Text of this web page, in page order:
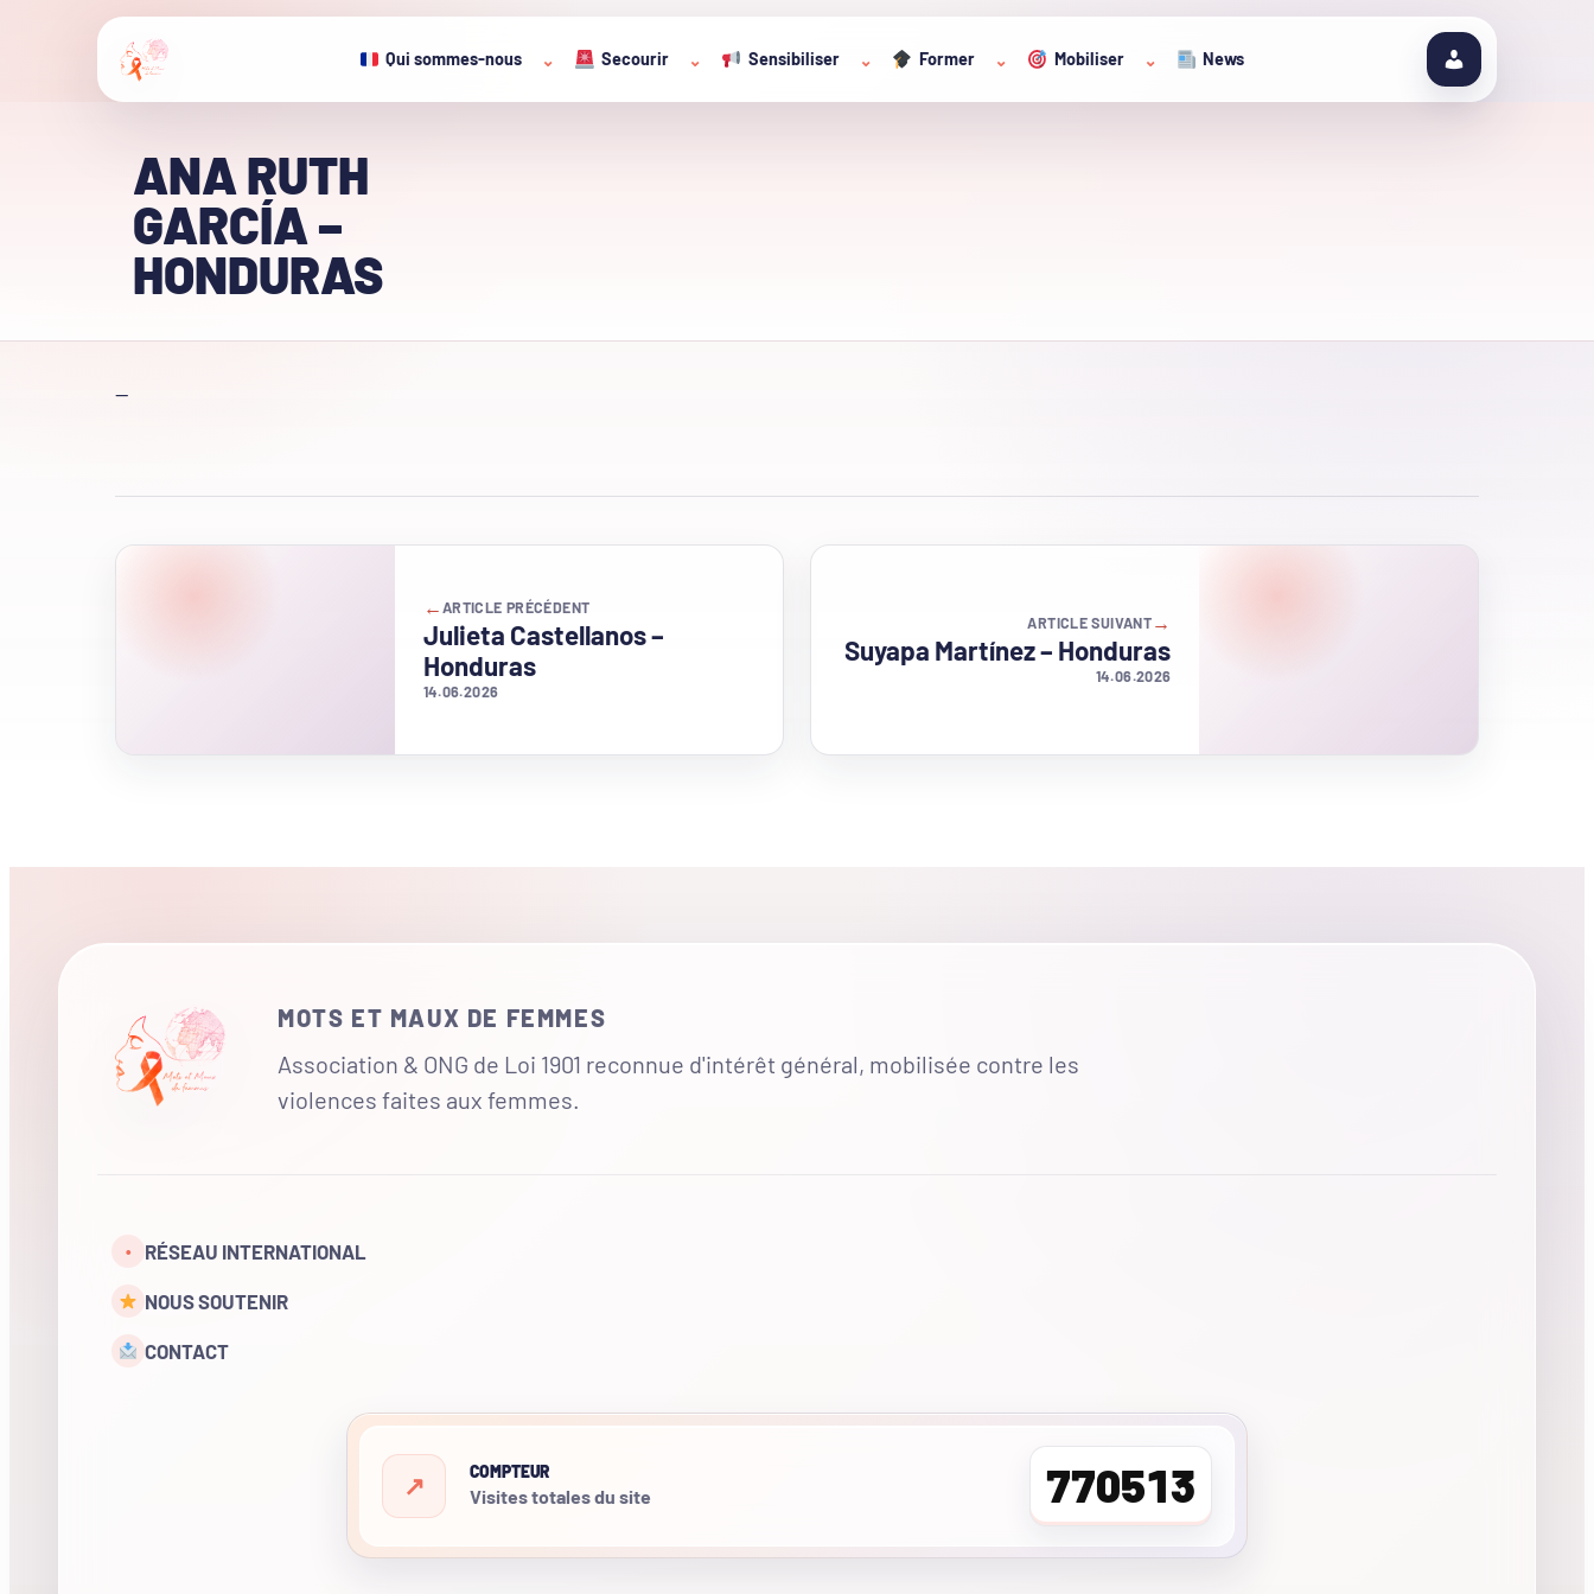
Qui sommes-nous ⌄ Secourir ⌄ Sensibiliser ⌄ Former ⌄ Mobiliser ⌄ News
ANA RUTH
GARCÍA –
HONDURAS
—
← ARTICLE PRÉCÉDENT
Julieta Castellanos –
Honduras
14.06.2026
→
ARTICLE SUIVANT
Suyapa Martínez – Honduras
14.06.2026
MOTS ET MAUX DE FEMMES
Association & ONG de Loi 1901 reconnue d'intérêt général, mobilisée contre les
violences faites aux femmes.
• RÉSEAU INTERNATIONAL
NOUS SOUTENIR
CONTACT
COMPTEUR
Visites totales du site 770513